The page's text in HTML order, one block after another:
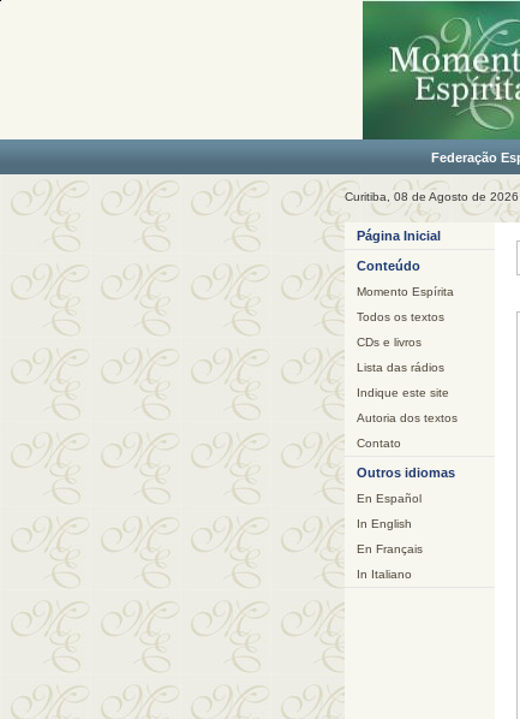
Federação
Curitiba, 08 de Agosto de 2026
Página Inicial
Conteúdo
Momento Espírita
Todos os textos
CDs e livros
Lista das rádios
Indique este site
Autoria dos textos
Contato
Outros idiomas
En Español
In English
En Français
In Italiano